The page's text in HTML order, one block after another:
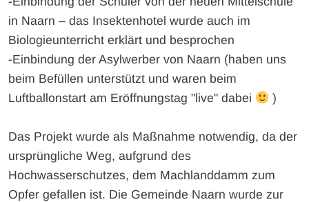
in Naarn – das Insektenhotel wurde auch im
Biologieunterricht erklärt und besprochen
-Einbindung der Asylwerber von Naarn (haben uns
beim Befüllen unterstützt und waren beim
Luftballonstart am Eröffnungstag "live" dabei
)
Das Projekt wurde als Maßnahme notwendig, da der
ursprüngliche Weg, aufgrund des
Hochwasserschutzes, dem Machlanddamm zum
Opfer gefallen ist. Die Gemeinde Naarn wurde zur